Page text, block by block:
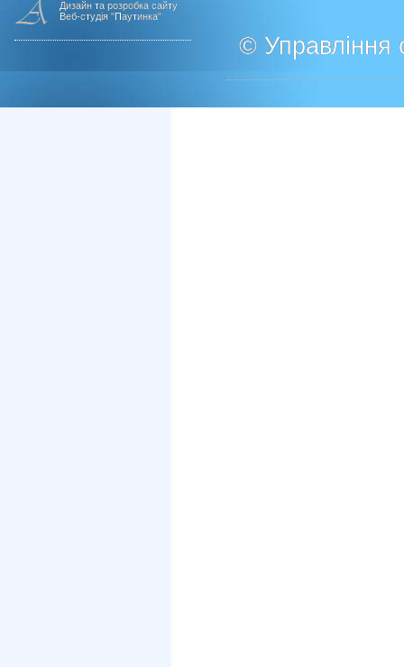
Дизайн та розробка сайту
Веб-студія "Паутинка"
© Управління